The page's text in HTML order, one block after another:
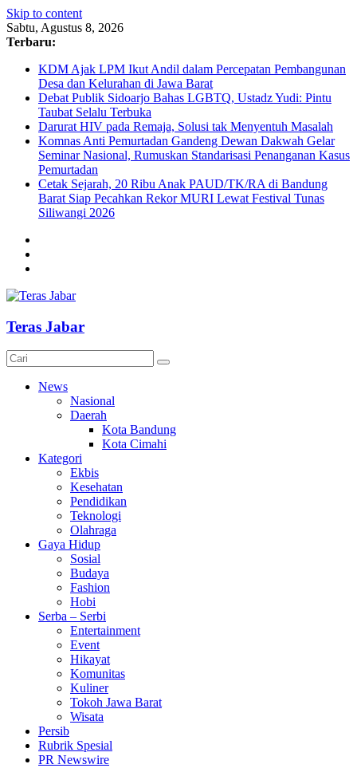
Skip to content
Sabtu, Agustus 8, 2026
Terbaru:
KDM Ajak LPM Ikut Andil dalam Percepatan Pembangunan
Desa dan Kelurahan di Jawa Barat
Debat Publik Sidoarjo Bahas LGBTQ, Ustadz Yudi: Pintu
Taubat Selalu Terbuka
Darurat HIV pada Remaja, Solusi tak Menyentuh Masalah
Komnas Anti Pemurtadan Gandeng Dewan Dakwah Gelar
Seminar Nasional, Rumuskan Standarisasi Penanganan Kasus
Pemurtadan
Cetak Sejarah, 20 Ribu Anak PAUD/TK/RA di Bandung
Barat Siap Pecahkan Rekor MURI Lewat Festival Tunas
Siliwangi 2026
Teras Jabar
News
Nasional
Daerah
Kota Bandung
Kota Cimahi
Kategori
Ekbis
Kesehatan
Pendidikan
Teknologi
Olahraga
Gaya Hidup
Sosial
Budaya
Fashion
Hobi
Serba – Serbi
Entertainment
Event
Hikayat
Komunitas
Kuliner
Tokoh Jawa Barat
Wisata
Persib
Rubrik Spesial
PR Newswire